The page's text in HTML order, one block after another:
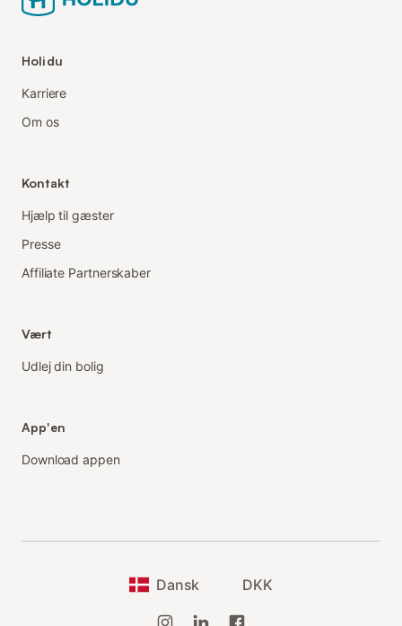
Holidu
Karriere
Om os
Kontakt
Hjælp til gæster
Presse
Affiliate Partnerskaber
Vært
Udlej din bolig
App'en
Download appen
Dansk DKK